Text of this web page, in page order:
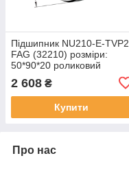
Підшипник NU210-E-TVP2
FAG (32210) розміри:
50*90*20 роликовий
2 608 ₴
Купити
Про нас